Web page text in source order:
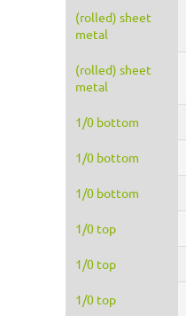
(rolled) sheet
metal
(rolled) sheet
metal
1/0 bottom
1/0 bottom
1/0 bottom
1/0 top
1/0 top
1/0 top